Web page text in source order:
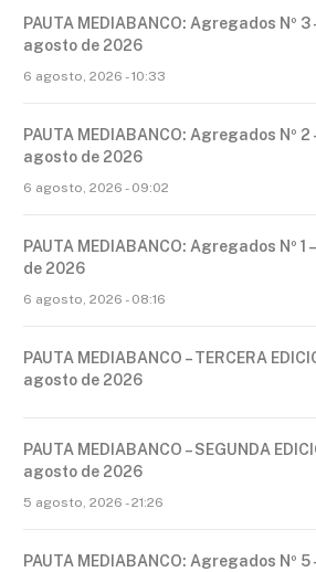
PAUTA MEDIABANCO: Agregados Nº 3
agosto de 2026
6 agosto, 2026 - 10:33
PAUTA MEDIABANCO: Agregados Nº 2
agosto de 2026
6 agosto, 2026 - 09:02
PAUTA MEDIABANCO: Agregados Nº
de 2026
6 agosto, 2026 - 08:16
PAUTA MEDIABANCO – TERCERA
agosto de 2026
PAUTA MEDIABANCO – SEGUNDA
agosto de 2026
5 agosto, 2026 - 21:26
PAUTA MEDIABANCO: Agregados Nº